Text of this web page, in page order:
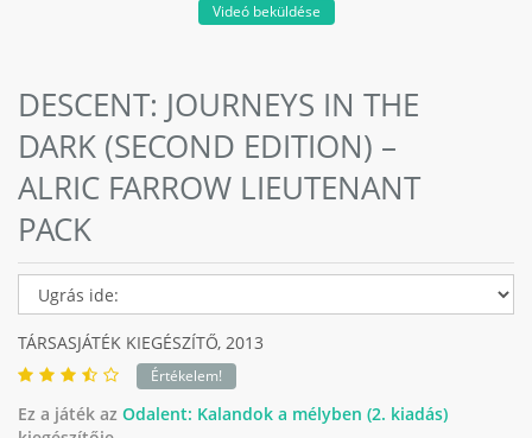
Videó beküldése
DESCENT: JOURNEYS IN THE
DARK (SECOND EDITION) –
ALRIC FARROW LIEUTENANT
PACK
TÁRSASJÁTÉK KIEGÉSZÍTŐ, 2013
Értékelem!
Ez a játék az Odalent: Kalandok a mélyben (2. kiadás)